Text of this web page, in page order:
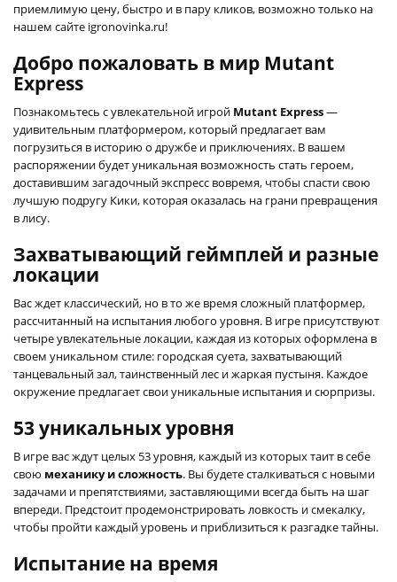
приемлимую цену, быстро и в пару кликов, возможно только на
нашем сайте igronovinka.ru!
Добро пожаловать в мир Mutant
Express
Познакомьтесь с увлекательной игрой Mutant Express—
удивительным платформером, который предлагает вам
погрузиться в историю о дружбе и приключениях. В вашем
распоряжении будет уникальная возможность стать героем,
доставившим загадочный экспресс вовремя, чтобы спасти свою
лучшую подругу Кики, которая оказалась на грани превращения
в лису.
Захватывающий геймплей и разные
локации
Вас ждет классический, но в то же время сложный платформер,
рассчитанный на испытания любого уровня. В игре присутствуют
четыре увлекательные локации, каждая из которых оформлена в
своем уникальном стиле: городская суета, захватывающий
танцевальный зал, таинственный лес и жаркая пустыня. Каждое
окружение предлагает свои уникальные испытания и сюрпризы.
53 уникальных уровня
В игре вас ждут целых 53 уровня, каждый из которых таит в себе
свою механику и сложность. Вы будете сталкиваться с новыми
задачами и препятствиями, заставляющими всегда быть на шаг
впереди. Предстоит продемонстрировать ловкость и смекалку,
чтобы пройти каждый уровень и приблизиться к разгадке тайны.
Испытание на время